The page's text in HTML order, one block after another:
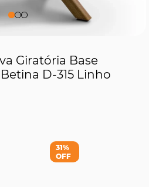
Giratória Base
D-315 Linho
31%
OFF